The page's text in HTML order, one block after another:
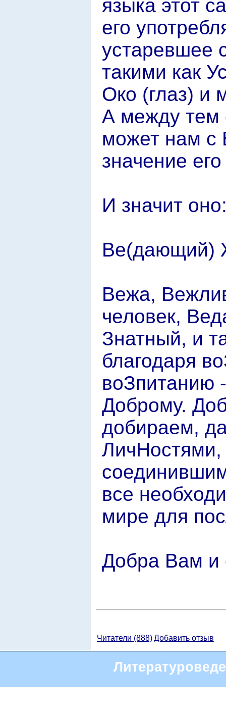
языка этот
его
устаревшее
такими как
Око (глаз) и
А между тем
может нам с
значение
И значит
Ве(дающий)
Вежа,
человек,
Знатный, и
благодаря
воЗпитанию
Доброму.
добираем,
все
мире для
Добра Вам
Читатели (888)Добавить отзыв